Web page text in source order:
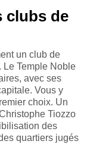
clubs de
un club de
Le Temple Noble
avec ses
Vous y
choix. Un
Tiozzo
des
quartiers jugés